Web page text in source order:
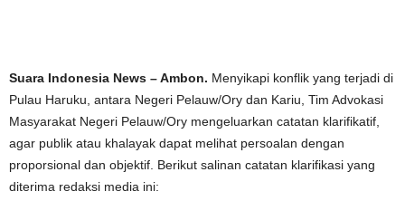
Suara Indonesia News – Ambon. Menyikapi konflik yang terjadi di
Pulau Haruku, antara Negeri Pelauw/Ory dan Kariu, Tim Advokasi
Masyarakat Negeri Pelauw/Ory mengeluarkan catatan klarifikatif,
agar publik atau khalayak dapat melihat persoalan dengan
proporsional dan objektif. Berikut salinan catatan klarifikasi yang
diterima redaksi media ini: